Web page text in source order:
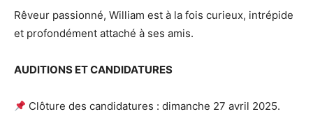
Rêveur passionné, William est à la fois curieux, intrépide
et profondément attaché à ses amis.
AUDITIONS ET CANDIDATURES
Clôture des candidatures : dimanche 27 avril 2025.